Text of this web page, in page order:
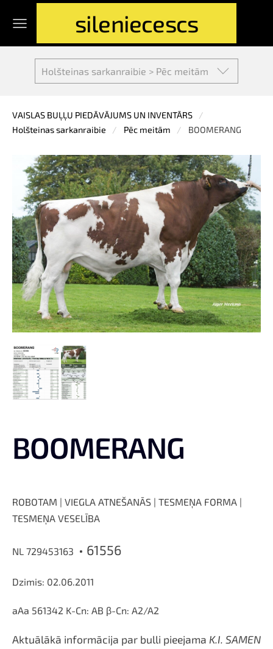
sileniecescs
Holšteinas sarkanraibie > Pēc meitām
VAISLAS BUĻĻU PIEDĀVĀJUMS UN INVENTĀRS
Holšteinas sarkanraibie
Pēc meitām BOOMERANG
BOOMERANG
ROBOTAM | VIEGLA ATNEŠANĀS | TESMEŅA FORMA |
TESMEŅA VESELĪBA
NL 729453163 • 61556
Dzimis: 02.06.2011
aAa 561342 K-Cn: AB β-Cn: A2/A2
Aktuālākā informācija par bulli pieejama K.I. SAMEN